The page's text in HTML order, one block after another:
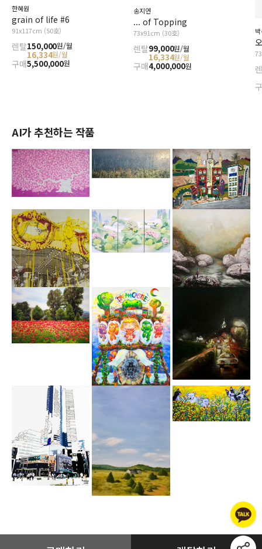
한혜원
grain of life #6
91x117cm (50호)
렌탈150,000원/월
16,334원/월
구매5,500,000원
송지연
... of Topping
73x91cm (30호)
렌탈99,000원/월
16,334원/월
구매4,000,000원
AI가 추천하는 작품